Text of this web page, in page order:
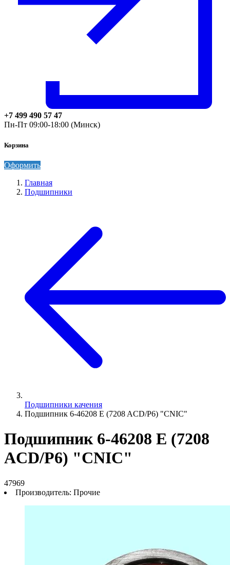
+7 499 490 57 47
Пн-Пт 09:00-18:00 (Минск)
Корзина
Оформить
Главная
Подшипники
Подшипники качения
Подшипник 6-46208 E (7208 ACD/P6) "СNIC"
Подшипник 6-46208 E (7208
ACD/P6) "СNIC"
47969
Производитель: Прочие